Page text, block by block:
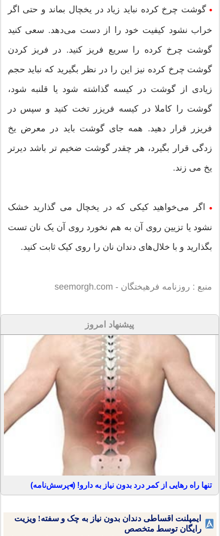
• گوشت چرخ کرده نباید زیاد در یخچال بماند و حتی اگر
خراب نشود کیفیت خود را از دست می‌دهد. سعی کنید
گوشت چرخ کرده را سریع فریز کنید. در فریز کردن
گوشت چرخ کرده نیز این را در نظر بگیرید که نباید حجم
زیادی از گوشت در کیسه گذاشته شود یا قلنبه شود،
گوشت را کاملا در کیسه فریزر تخت کنید و سپس در
فریزر قرار دهید. همه جای گوشت باید در معرض یخ
زدگی قرار بگیرد، هر چقدر گوشت ضخیم تر باشد دیرتر
یخ می زند.
• اگر می‌خواهید کیکی که در یخچال می گذارید خشک
نشود یا تزیین روی آن به هم نخورد روی آن یک نان تست
بگذارید و با خلال‌های دندان نان را روی کیک ثابت کنید.
منبع : روزنامه فرهیختگان - seemorgh.com
پیشنهاد امروز
تنها راه رهایی از کمر درد بدون نیاز به دارو! (◂پرسش‌نامه)
ایمپلنت اقساطی دندان بدون نیاز به چک و سفته! ویزیت
رایگان توسط متخصص